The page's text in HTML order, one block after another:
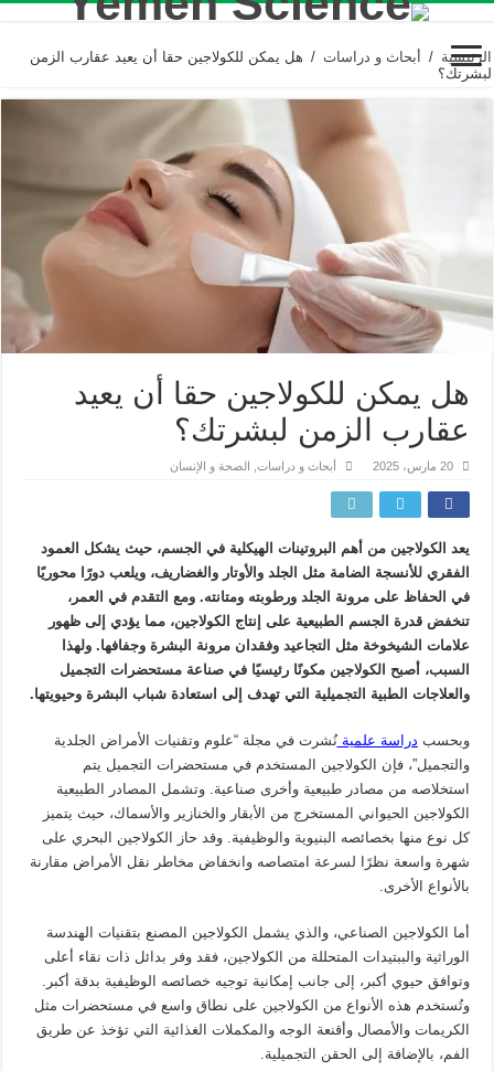
الرئيسية / أبحاث و دراسات / هل يمكن للكولاجين حقا أن يعيد عقارب الزمن
لبشرتك؟
هل يمكن للكولاجين حقا أن يعيد
عقارب الزمن لبشرتك؟
20 مارس، 2025 أبحاث و دراسات الصحة و الإنسان
يعد الكولاجين من أهم البروتينات الهيكلية في الجسم، حيث يشكل العمود
الفقري للأنسجة الضامة مثل الجلد والأوتار والغضاريف، ويلعب دورًا محوريًا
في الحفاظ على مرونة الجلد ورطوبته ومتانته. ومع التقدم في العمر،
تنخفض قدرة الجسم الطبيعية على إنتاج الكولاجين، مما يؤدي إلى ظهور
علامات الشيخوخة مثل التجاعيد وفقدان مرونة البشرة وجفافها. ولهذا
السبب، أصبح الكولاجين مكونًا رئيسيًا في صناعة مستحضرات التجميل
والعلاجات الطبية التجميلية التي تهدف إلى استعادة شباب البشرة وحيويتها.
وبحسب دراسة علميةنُشرت في مجلة “علوم وتقنيات الأمراض الجلدية
والتجميل”، فإن الكولاجين المستخدم في مستحضرات التجميل يتم
استخلاصه من مصادر طبيعية وأخرى صناعية. وتشمل المصادر الطبيعية
الكولاجين الحيواني المستخرج من الأبقار والخنازير والأسماك، حيث يتميز
كل نوع منها بخصائصه البنيوية والوظيفية. وقد حاز الكولاجين البحري على
شهرة واسعة نظرًا لسرعة امتصاصه وانخفاض مخاطر نقل الأمراض مقارنة
بالأنواع الأخرى.
أما الكولاجين الصناعي، والذي يشمل الكولاجين المصنع بتقنيات الهندسة
الوراثية والببتيدات المتحللة من الكولاجين، فقد وفر بدائل ذات نقاء أعلى
وتوافق حيوي أكبر، إلى جانب إمكانية توجيه خصائصه الوظيفية بدقة أكبر.
وتُستخدم هذه الأنواع من الكولاجين على نطاق واسع في مستحضرات مثل
الكريمات والأمصال وأقنعة الوجه والمكملات الغذائية التي تؤخذ عن طريق
الفم، بالإضافة إلى الحقن التجميلية.